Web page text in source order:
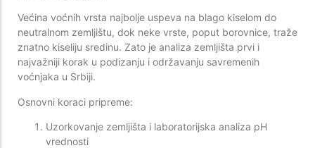
Većina voćnih vrsta najbolje uspeva na blago kiselom do
neutralnom zemljištu, dok neke vrste, poput borovnice, traže
znatno kiseliju sredinu. Zato je analiza zemljišta prvi i
najvažniji korak u podizanju i održavanju savremenih
voćnjaka u Srbiji.
Osnovni koraci pripreme:
Uzorkovanje zemljišta i laboratorijska analiza pH
vrednosti